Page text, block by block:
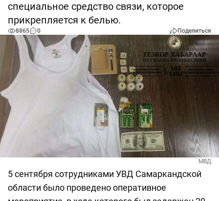
специальное средство связи, которое
прикрепляется к белью.
8865 0 Поделиться
МВД
5 сентября сотрудниками УВД Самаркандской
области было проведено оперативное